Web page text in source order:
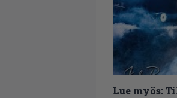
Lue myös: